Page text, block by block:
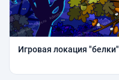
Игровая локация "белки"